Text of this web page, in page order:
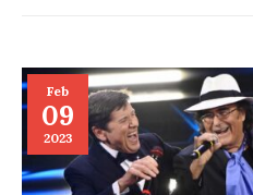
Feb
09
2023